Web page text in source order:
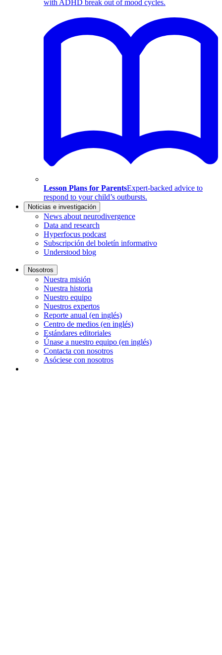
with ADHD break out of mood cycles.
Lesson Plans for ParentsExpert-backed advice to
respond to your child’s outbursts.
Noticias e investigación
News about neurodivergence
Data and research
Hyperfocus podcast
Subscripción del boletín informativo
Understood blog
Nosotros
Nuestra misión
Nuestra historia
Nuestro equipo
Nuestros expertos
Reporte anual (en inglés)
Centro de medios (en inglés)
Estándares editoriales
Únase a nuestro equipo (en inglés)
Contacta con nosotros
Asóciese con nosotros